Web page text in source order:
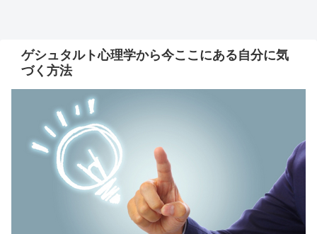
ゲシュタルト心理学から今ここにある自分に気
づく方法